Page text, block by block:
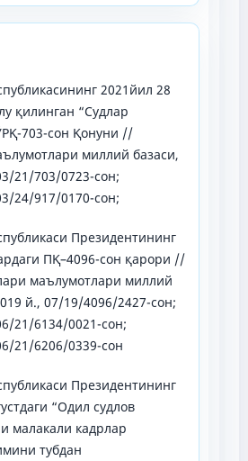
2021йил 28
қилинган “Судлар
703-сон Қонуни //
миллий базаси,
21/703/0723-сон;
24/917/0170-сон;
Президентининг
ПҚ–4096-сон қарори //
маълумотлари миллий
й., 07/19/4096/2427-сон;
21/6134/0021-сон;
21/6206/0339-сон
Президентининг
“Одил судлов
малакали кадрлар
тубдан